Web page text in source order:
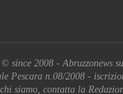
since 2008 - Abruzzonews
Pescara n.08/2008 -
siamo, contatta la